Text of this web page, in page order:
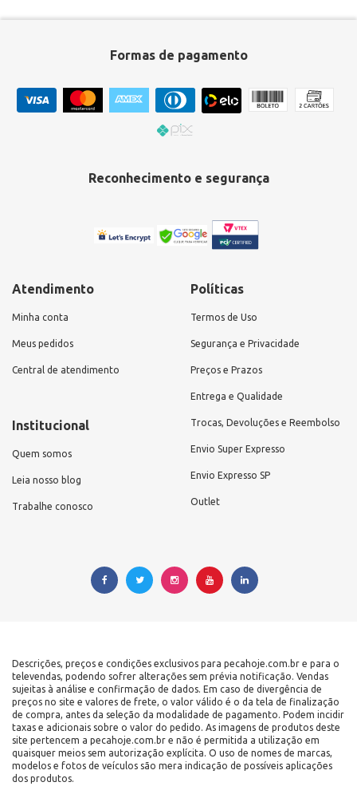
Formas de pagamento
Reconhecimento e segurança
Atendimento
Minha conta
Meus pedidos
Central de atendimento
Institucional
Quem somos
Leia nosso blog
Trabalhe conosco
Políticas
Termos de Uso
Segurança e Privacidade
Preços e Prazos
Entrega e Qualidade
Trocas, Devoluções e Reembolso
Envio Super Expresso
Envio Expresso SP
Outlet
Descrições, preços e condições exclusivos para pecahoje.com.br e para o
televendas, podendo sofrer alterações sem prévia notificação. Vendas
sujeitas à análise e confirmação de dados. Em caso de divergência de
preços no site e valores de frete, o valor válido é o da tela de finalização
de compra, antes da seleção da modalidade de pagamento. Podem incidir
taxas e adicionais sobre o valor do pedido. As imagens de produtos deste
site pertencem a pecahoje.com.br e não é permitida a utilização em
quaisquer meios sem autorização explícita. O uso de nomes de marcas,
modelos e fotos de veículos são mera indicação de possíveis aplicações
dos produtos.